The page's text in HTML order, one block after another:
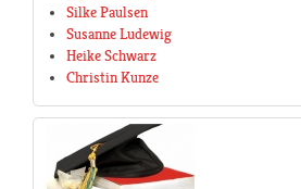
Silke Paulsen
Susanne Ludewig
Heike Schwarz
Christin Kunze